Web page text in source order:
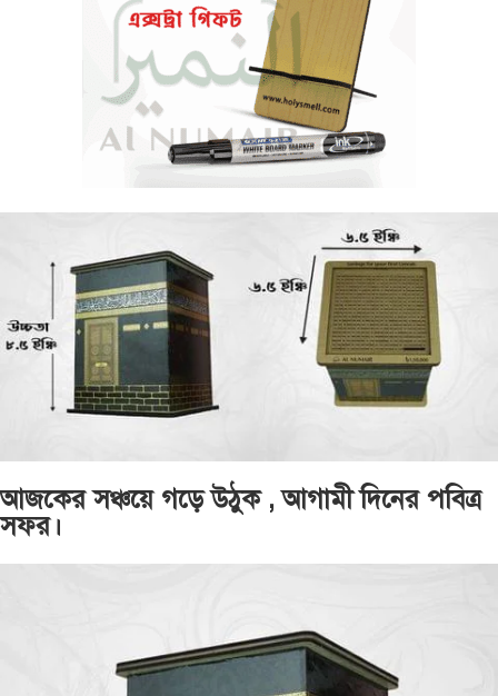
আজকের সঞ্চয়ে গড়ে উঠুক , আগামী দিনের পবিত্র
সফর।